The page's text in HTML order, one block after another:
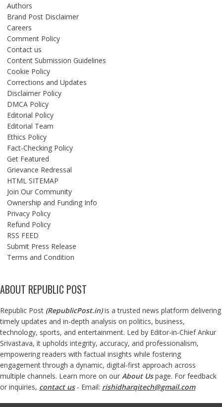
Authors
Brand Post Disclaimer
Careers
Comment Policy
Contact us
Content Submission Guidelines
Cookie Policy
Corrections and Updates
Disclaimer Policy
DMCA Policy
Editorial Policy
Editorial Team
Ethics Policy
Fact-Checking Policy
Get Featured
Grievance Redressal
HTML SITEMAP
Join Our Community
Ownership and Funding Info
Privacy Policy
Refund Policy
RSS FEED
Submit Press Release
Terms and Condition
ABOUT REPUBLIC POST
Republic Post (RepublicPost.in)is a trusted news platform delivering
timely updates and in-depth analysis on politics, business,
technology, sports, and entertainment. Led by Editor-in-Chief Ankur
Srivastava, it upholds integrity, accuracy, and professionalism,
empowering readers with factual insights while fostering
engagement through a dynamic, digital-first approach across
multiple channels. Learn more on our About Us page. For feedback
or inquiries, contact us- Email: rishidharqitech@gmail.com